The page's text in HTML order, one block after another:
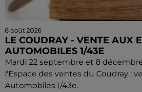
6 août 2026
LE COUDRAY - VENTE AUX
AUTOMOBILES 1/43E
Mardi 22 septembre et 8
l'Espace des ventes du Coudray :
Automobiles 1/43e.